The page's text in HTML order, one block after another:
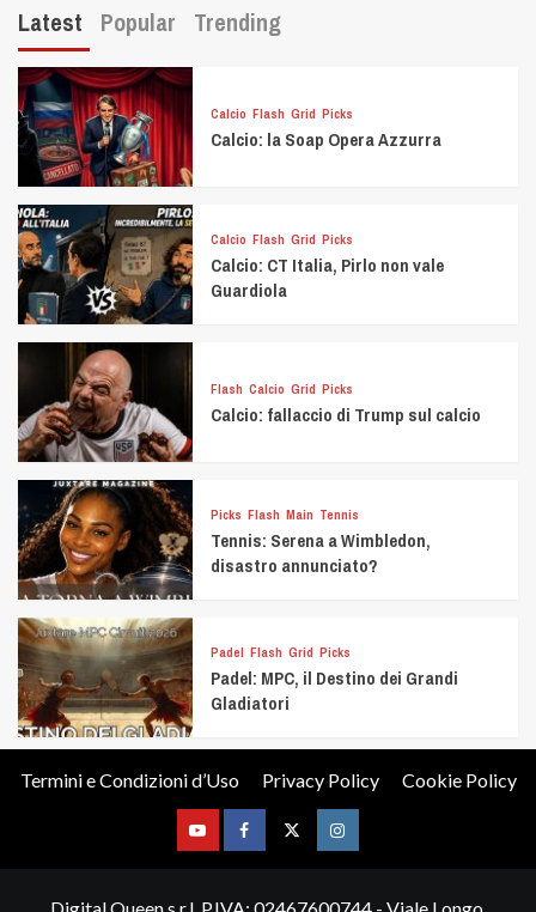
Latest Popular Trending
Calcio Flash Grid Picks
Calcio: la Soap Opera Azzurra
Calcio Flash Grid Picks
Calcio: CT Italia, Pirlo non vale
Guardiola
Flash Calcio Grid Picks
Calcio: fallaccio di Trump sul calcio
Picks Flash Main Tennis
Tennis: Serena a Wimbledon,
disastro annunciato?
Padel Flash Grid Picks
Padel: MPC, il Destino dei Grandi
Gladiatori
Termini e Condizioni d’Uso Privacy Policy Cookie Policy
YoutubeFacebookTwitterInstagram